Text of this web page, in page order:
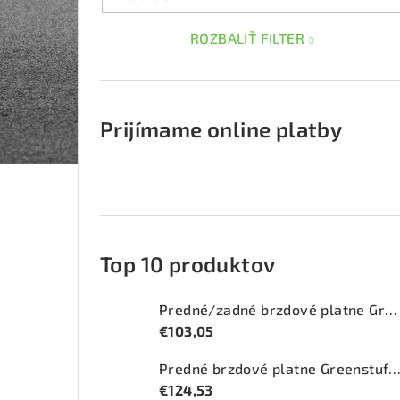
ROZBALIŤ FILTER
Prijímame online platby
Top 10 produktov
Predné/zadné brzdové platne Greenstuff 2000 (DP2415)
€103,05
Predné brzdové platne Greenstuff 2000 (DP21074)
€124,53